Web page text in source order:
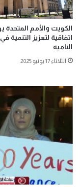
الكويت والأمم المتحدة
اتفاقية لتعزيز التنمية
النامية
الثلاثاء 17 يونيو 2025